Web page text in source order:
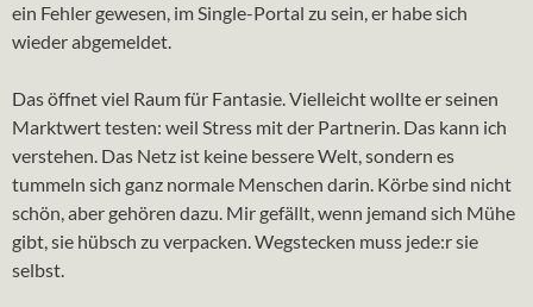
ein Fehler gewesen, im Single-Portal zu sein, er habe sich
wieder abgemeldet.
Das öffnet viel Raum für Fantasie. Vielleicht wollte er seinen
Marktwert testen: weil Stress mit der Partnerin. Das kann ich
verstehen. Das Netz ist keine bessere Welt, sondern es
tummeln sich ganz normale Menschen darin. Körbe sind nicht
schön, aber gehören dazu. Mir gefällt, wenn jemand sich Mühe
gibt, sie hübsch zu verpacken. Wegstecken muss jede:r sie
selbst.